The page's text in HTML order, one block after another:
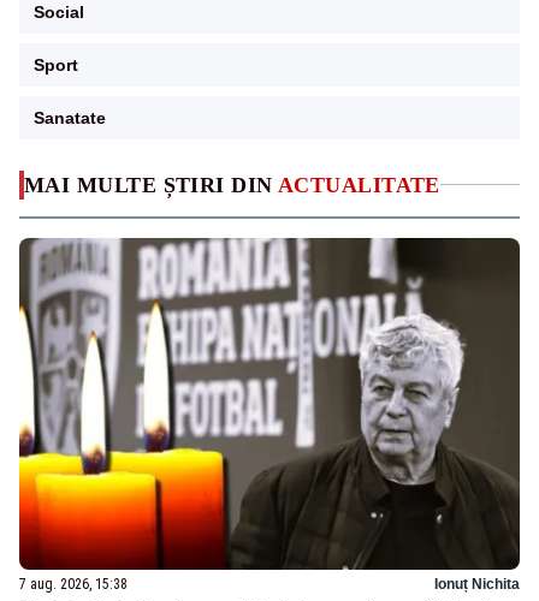
MAI MULTE ȘTIRI DIN ACTUALITATE
7 aug. 2026, 15:38 Ionuț Nichita
Social
Sport
Sanatate